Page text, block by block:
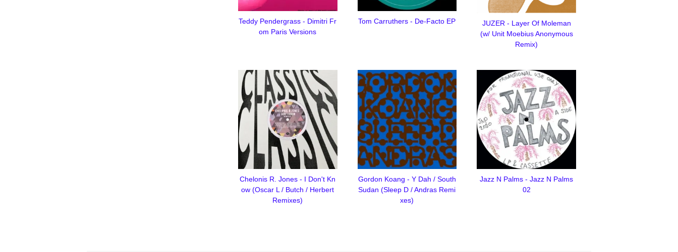
Teddy Pendergrass - Dimitri Fr
om Paris Versions
Tom Carruthers - De-Facto EP
JUZER - Layer Of Moleman
(w/ Unit Moebius Anonymous
Remix)
Chelonis R. Jones - I Don't Kn
ow (Oscar L / Butch / Herbert
Remixes)
Gordon Koang - Y Dah / South
Sudan (Sleep D / Andras Remi
xes)
Jazz N Palms - Jazz N Palms
02